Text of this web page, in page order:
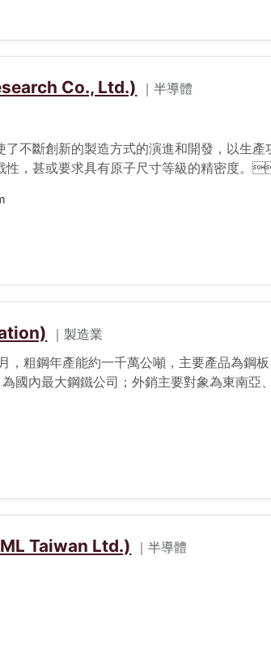
Co., Ltd.) ｜半導體
不斷創新的製造方式的演進和開發，以生
性，甚或要求具有原子尺寸等級的精密度。
體(Advanced Memory)、封裝
｜製造業
，粗鋼年產能約一千萬公噸，主要產品為鋼
國內最大鋼鐵公司；外銷主要對象為東南亞
Taiwan Ltd.) ｜半導體